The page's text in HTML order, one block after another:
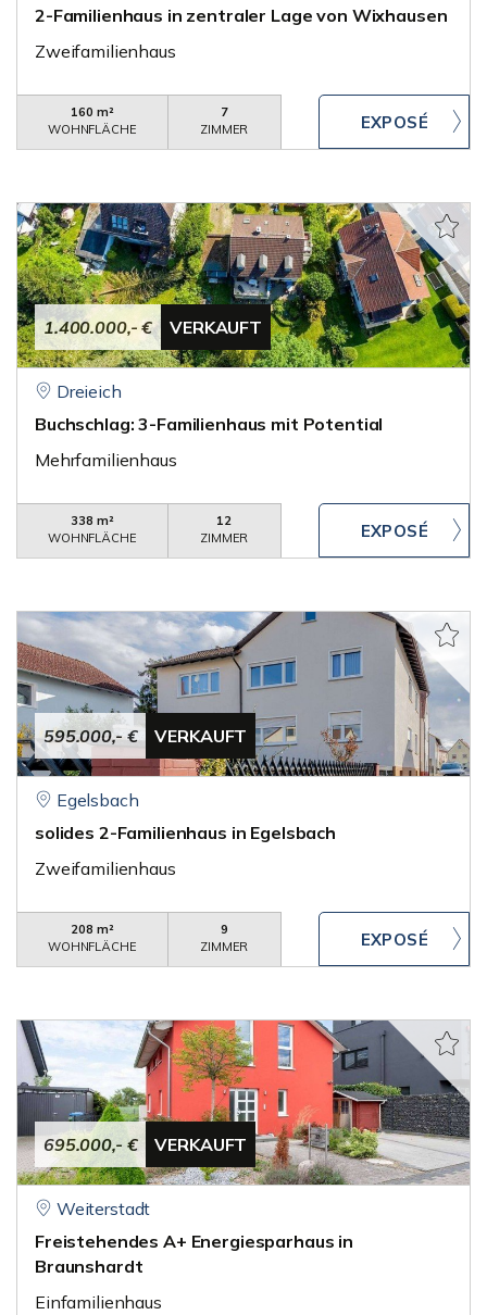
2-Familienhaus in zentraler Lage von Wixhausen
Zweifamilienhaus
160 m²
WOHNFLÄCHE
7
ZIMMER
1.400.000,- € VERKAUFT
Dreieich
Buchschlag: 3-Familienhaus mit Potential
Mehrfamilienhaus
338 m²
WOHNFLÄCHE
12
ZIMMER
595.000,- € VERKAUFT
Egelsbach
solides 2-Familienhaus in Egelsbach
Zweifamilienhaus
208 m²
WOHNFLÄCHE
9
ZIMMER
695.000,- € VERKAUFT
Weiterstadt
Freistehendes A+ Energiesparhaus in
Braunshardt
Einfamilienhaus